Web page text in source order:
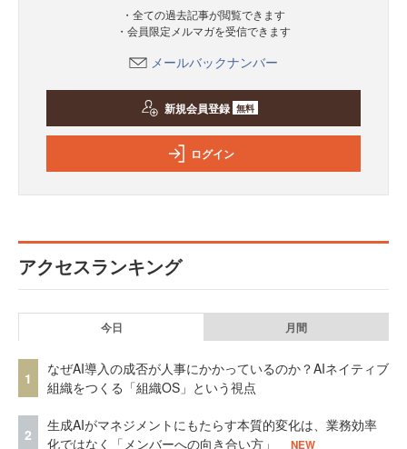
・全ての過去記事が閲覧できます
・会員限定メルマガを受信できます
メールバックナンバー
新規会員登録 無料
ログイン
アクセスランキング
今日 月間
1
なぜAI導入の成否が人事にかかっているのか？AIネイティブ
組織をつくる「組織OS」という視点
2
生成AIがマネジメントにもたらす本質的変化は、業務効率
化ではなく「メンバーへの向き合い方」
NEW